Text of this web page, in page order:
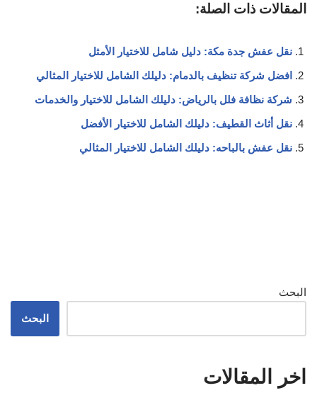
المقالات ذات الصلة:
نقل عفش جدة مكة: دليل شامل للاختيار الأمثل
افضل شركة تنظيف بالدمام: دليلك الشامل للاختيار المثالي
شركة نظافة فلل بالرياض: دليلك الشامل للاختيار والخدمات
نقل أثاث القطيف: دليلك الشامل للاختيار الأفضل
نقل عفش بالباحه: دليلك الشامل للاختيار المثالي
البحث
البحث
اخر المقالات